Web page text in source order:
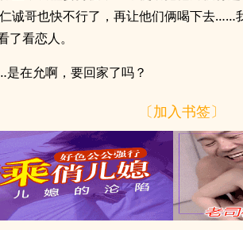
诚哥也快不行了，再让他们俩喝下去……
了看恋人。
是在允啊，要回家了吗？
〔加入书签〕